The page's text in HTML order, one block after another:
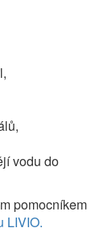
vodu do
pomocníkem
LIVIO.